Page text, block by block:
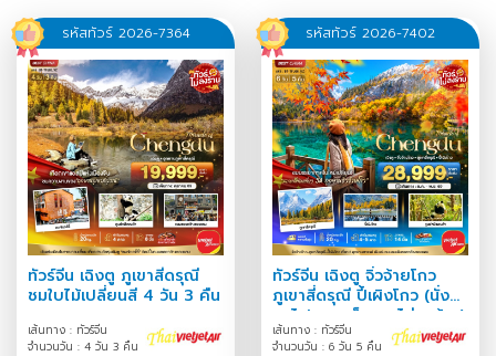
รหัสทัวร์ 2026-7364
ทัวร์จีน เฉิงตู ภูเขาสี่ดรุณี
ชมใบไม้เปลี่ยนสี 4 วัน 3 คืน
เส้นทาง : ทัวร์จีน
จำนวนวัน : 4 วัน 3 คืน
รหัสทัวร์ 2026-7402
ทัวร์จีน เฉิงตู จิ่วจ้ายโกว
ภูเขาสี่ดรุณี ปี้เผิงโกว (นั่ง
รถไฟความเร็วสูง-ไม่ลงร้าน)
6 วัน 5 คืน
เส้นทาง : ทัวร์จีน
จำนวนวัน : 6 วัน 5 คืน